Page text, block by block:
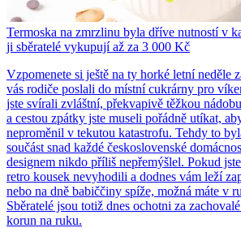
Termoska na zmrzlinu byla dříve nutností v
ji sběratelé vykupují až za 3 000 Kč
Vzpomenete si ještě na ty horké letní neděle
vás rodiče poslali do místní cukrárny pro
jste svírali zvláštní, překvapivě těžkou
a cestou zpátky jste museli pořádně utíkat,
neproměnil v tekutou katastrofu. Tehdy to
součást snad každé československé
designem nikdo příliš nepřemýšlel. Pokud
retro kousek nevyhodili a dodnes vám leží
nebo na dně babiččiny spíže, možná máte v
Sběratelé jsou totiž dnes ochotni za
korun na ruku.